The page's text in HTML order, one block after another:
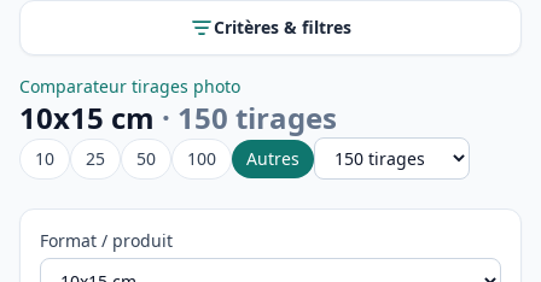
Critères & filtres
Comparateur tirages photo
10x15 cm · 150 tirages
10 25 50 100 Autres
Format / produit